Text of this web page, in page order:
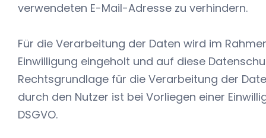
verwendeten E-Mail-Adresse zu verhindern.
Für die Verarbeitung der Daten wird im
Einwilligung eingeholt und auf diese
Rechtsgrundlage für die Verarbeitung der
durch den Nutzer ist bei Vorliegen einer
DSGVO.